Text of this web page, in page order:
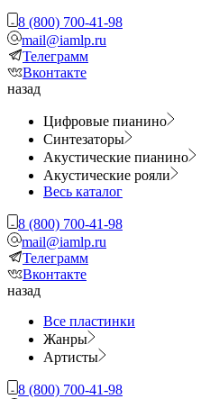
8 (800) 700-41-98
mail@iamlp.ru
Телеграмм
Вконтакте
назад
Цифровые пианино
Синтезаторы
Акустические пианино
Акустические рояли
Весь каталог
8 (800) 700-41-98
mail@iamlp.ru
Телеграмм
Вконтакте
назад
Все пластинки
Жанры
Артисты
8 (800) 700-41-98